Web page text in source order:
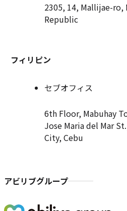
2305, 14, Mallijae-ro,
Republic
フィリピン
セブオフィス
6th Floor, Mabuhay
Jose Maria del Mar
City, Cebu
アビリブグループ